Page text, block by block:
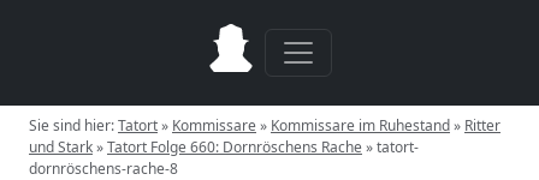
Sie sind hier:Tatort» Kommissare» Kommissare im Ruhestand» Ritter
und Stark»Tatort Folge 660: Dornröschens Rache»tatort-
dornröschens-rache-8